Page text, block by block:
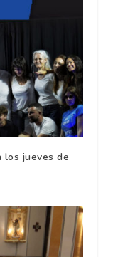
los jueves de